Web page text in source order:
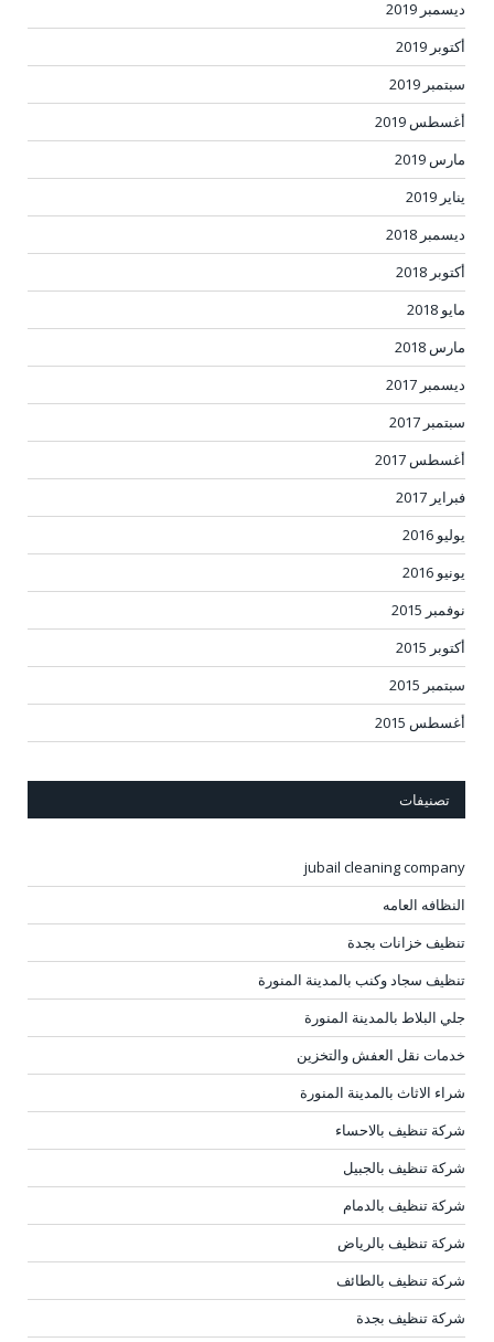
ديسمبر 2019
أكتوبر 2019
سبتمبر 2019
أغسطس 2019
مارس 2019
يناير 2019
ديسمبر 2018
أكتوبر 2018
مايو 2018
مارس 2018
ديسمبر 2017
سبتمبر 2017
أغسطس 2017
فبراير 2017
يوليو 2016
يونيو 2016
نوفمبر 2015
أكتوبر 2015
سبتمبر 2015
أغسطس 2015
تصنيفات
jubail cleaning company
النظافه العامه
تنظيف خزانات بجدة
تنظيف سجاد وكنب بالمدينة المنورة
جلي البلاط بالمدينة المنورة
خدمات نقل العفش والتخزين
شراء الاثاث بالمدينة المنورة
شركة تنظيف بالاحساء
شركة تنظيف بالجبيل
شركة تنظيف بالدمام
شركة تنظيف بالرياض
شركة تنظيف بالطائف
شركة تنظيف بجدة